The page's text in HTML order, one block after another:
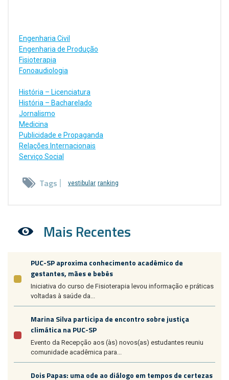
Engenharia Civil
Engenharia de Produção
Fisioterapia
Fonoaudiologia
História – Licenciatura
História – Bacharelado
Jornalismo
Medicina
Publicidade e Propaganda
Relações Internacionais
Serviço Social
Tags vestibular ranking
Mais Recentes
PUC-SP aproxima conhecimento acadêmico de
gestantes, mães e bebês
Iniciativa do curso de Fisioterapia levou informação e práticas
voltadas à saúde da...
Marina Silva participa de encontro sobre justiça
climática na PUC-SP
Evento da Recepção aos (às) novos(as) estudantes reuniu
comunidade acadêmica para...
Dois Papas: uma ode ao diálogo em tempos de certezas